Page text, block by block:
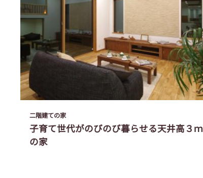
二階建ての家
子育て世代がのびのび暮らせる天井高３ｍ
の家